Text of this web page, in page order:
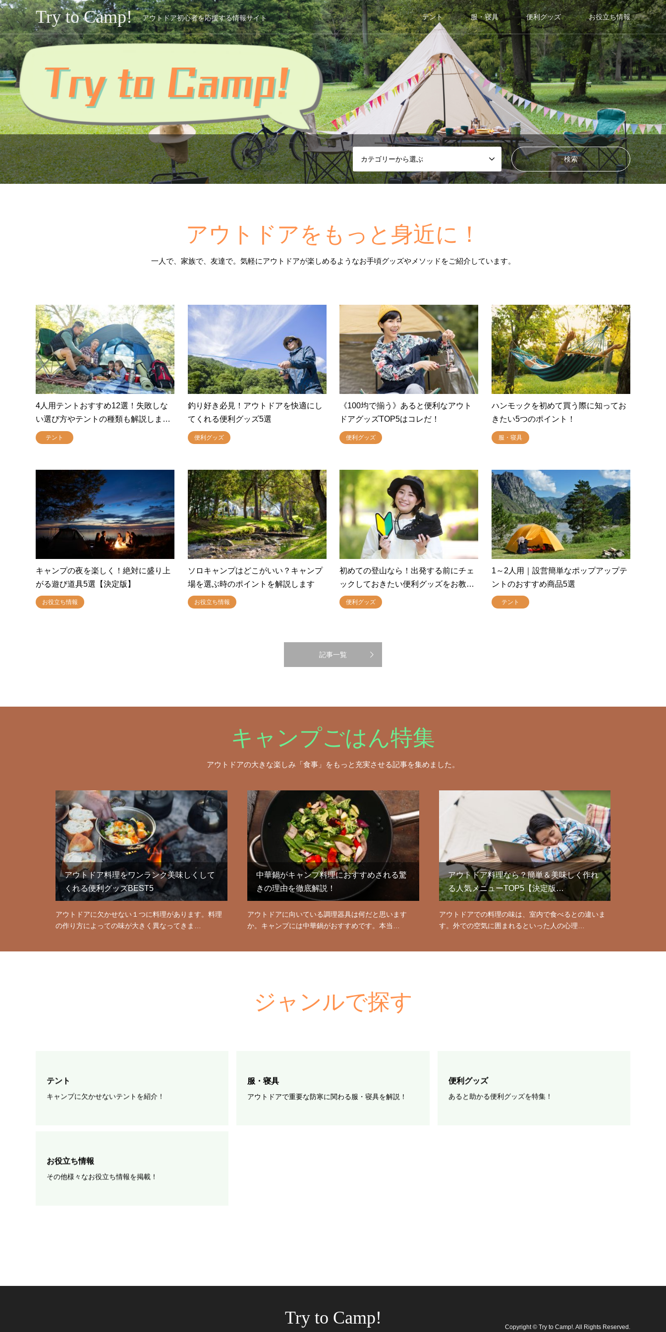
Try to Camp! アウトドア初心者を応援する情報サイト テント 服・寝具 便利グッズ お役立ち情報
カテゴリーから選ぶ
アウトドアをもっと身近に！
一人で、家族で、友達で。気軽にアウトドアが楽しめるようなお手頃グッズやメソッドをご紹介しています。
4人用テントおすすめ12選！失敗しな
い選び方やテントの種類も解説しま…
テント
釣り好き必見！アウトドアを快適にし
てくれる便利グッズ5選
便利グッズ
《100均で揃う》あると便利なアウト
ドアグッズTOP5はコレだ！
便利グッズ
ハンモックを初めて買う際に知ってお
きたい5つのポイント！
服・寝具
キャンプの夜を楽しく！絶対に盛り上
がる遊び道具5選【決定版】
お役立ち情報
ソロキャンプはどこがいい？キャンプ
場を選ぶ時のポイントを解説します
お役立ち情報
初めての登山なら！出発する前にチェ
ックしておきたい便利グッズをお教…
便利グッズ
1～2人用｜設営簡単なポップアップテ
ントのおすすめ商品5選
テント
記事一覧
キャンプごはん特集
アウトドアの大きな楽しみ「食事」をもっと充実させる記事を集めました。
アウトドア料理をワンランク美味しくして
くれる便利グッズBEST5
アウトドアに欠かせない１つに料理があります。料理
の作り方によっての味が大きく異なってきま…
中華鍋がキャンプ料理におすすめされる驚
きの理由を徹底解説！
アウトドアに向いている調理器具は何だと思います
か。キャンプには中華鍋がおすすめです。本当…
アウトドア料理なら？簡単＆美味しく作れ
る人気メニューTOP5【決定版…
アウトドアでの料理の味は、室内で食べるとの違いま
す。外での空気に囲まれるといった人の心理…
ジャンルで探す
テント
キャンプに欠かせないテントを紹介！
服・寝具
アウトドアで重要な防寒に関わる服・寝具を解説！
便利グッズ
あると助かる便利グッズを特集！
お役立ち情報
その他様々なお役立ち情報を掲載！
Try to Camp! Copyright © Try to Camp! . All Rights Reserved.